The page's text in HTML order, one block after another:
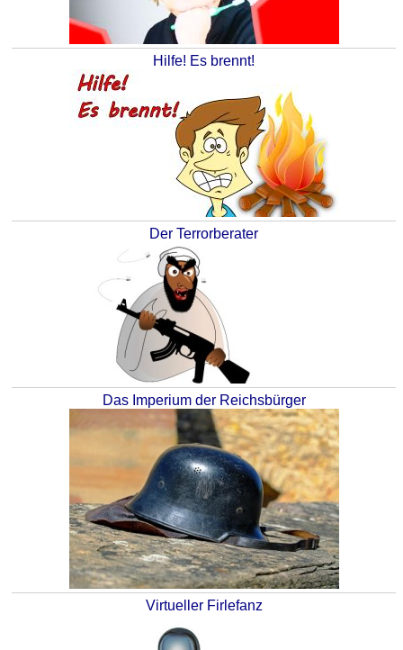
Hilfe! Es brennt!
Der Terrorberater
Das Imperium der Reichsbürger
Virtueller Firlefanz